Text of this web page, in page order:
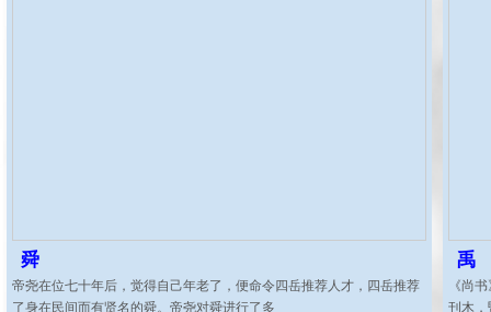
舜
帝尧在位七十年后，觉得自己年老了，便命令四岳推荐人才，四岳推荐
了身在民间而有贤名的舜。帝尧对舜进行了多
禹
《尚
刊木，